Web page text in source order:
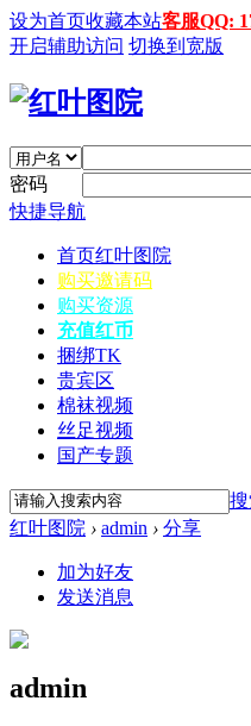
设为首页收藏本站客服QQ:
开启辅助访问 切换到宽版
密码
快捷导航
首页红叶图院
购买邀请码
购买资源
充值红币
捆绑TK
贵宾区
棉袜视频
丝足视频
国产专题
红叶图院 › admin › 分享
加为好友
发送消息
admin